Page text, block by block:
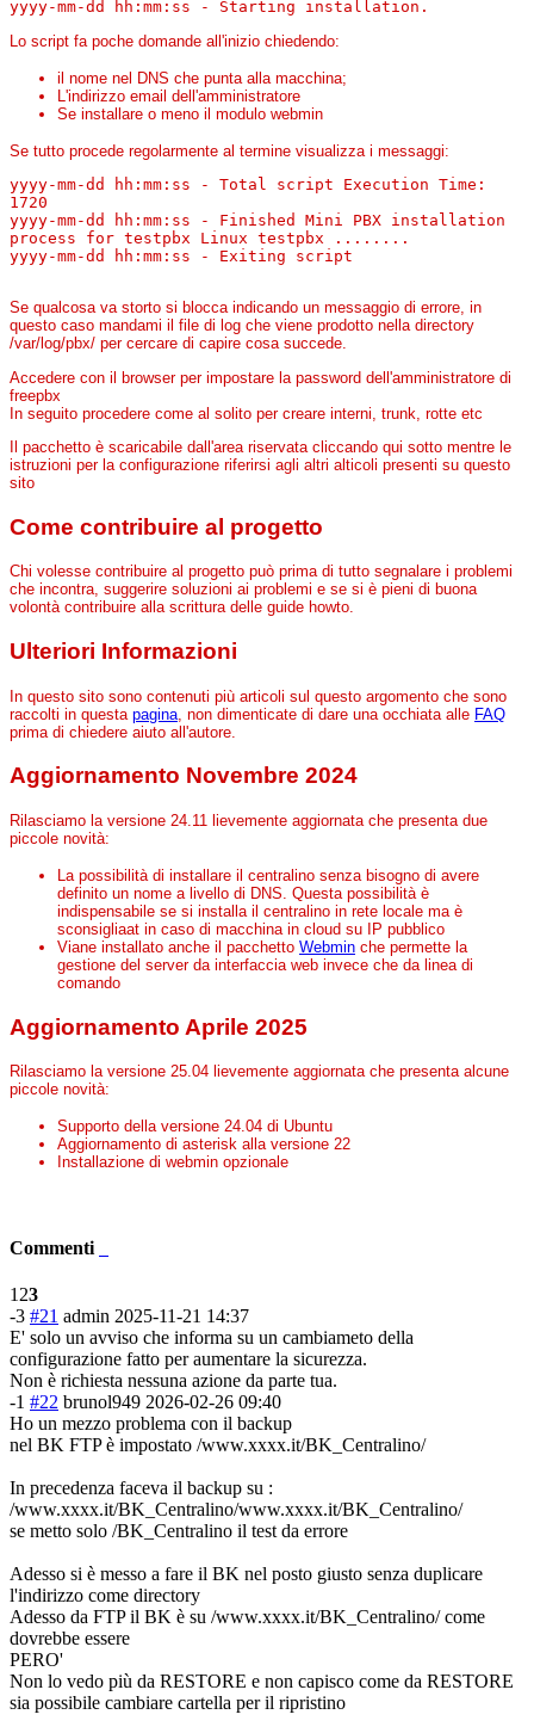
yyyy-mm-dd hh:mm:ss - Starting installation.
Lo script fa poche domande all'inizio chiedendo:
il nome nel DNS che punta alla macchina;
L'indirizzo email dell'amministratore
Se installare o meno il modulo webmin
Se tutto procede regolarmente al termine visualizza i messaggi:
yyyy-mm-dd hh:mm:ss - Total script Execution Time:
1720
yyyy-mm-dd hh:mm:ss - Finished Mini PBX installation
process for testpbx Linux testpbx ........
yyyy-mm-dd hh:mm:ss - Exiting script
Se qualcosa va storto si blocca indicando un messaggio di errore, in
questo caso mandami il file di log che viene prodotto nella directory
/var/log/pbx/ per cercare di capire cosa succede.
Accedere con il browser per impostare la password dell'amministratore di
freepbx
In seguito procedere come al solito per creare interni, trunk, rotte etc
Il pacchetto è scaricabile dall'area riservata cliccando qui sotto mentre le
istruzioni per la configurazione riferirsi agli altri alticoli presenti su questo
sito
Come contribuire al progetto
Chi volesse contribuire al progetto può prima di tutto segnalare i problemi
che incontra, suggerire soluzioni ai problemi e se si è pieni di buona
volontà contribuire alla scrittura delle guide howto.
Ulteriori Informazioni
In questo sito sono contenuti più articoli sul questo argomento che sono
raccolti in questa pagina , non dimenticate di dare una occhiata alle FAQ
prima di chiedere aiuto all'autore.
Aggiornamento Novembre 2024
Rilasciamo la versione 24.11 lievemente aggiornata che presenta due
piccole novità:
La possibilità di installare il centralino senza bisogno di avere
definito un nome a livello di DNS. Questa possibilità è
indispensabile se si installa il centralino in rete locale ma è
sconsigliaat in caso di macchina in cloud su IP pubblico
Viane installato anche il pacchetto Webmin che permette la
gestione del server da interfaccia web invece che da linea di
comando
Aggiornamento Aprile 2025
Rilasciamo la versione 25.04 lievemente aggiornata che presenta alcune
piccole novità:
Supporto della versione 24.04 di Ubuntu
Aggiornamento di asterisk alla versione 22
Installazione di webmin opzionale
Commenti
1 23
-3 #21 admin 2025-11-21 14:37
E' solo un avviso che informa su un cambiameto della
configurazione fatto per aumentare la sicurezza.
Non è richiesta nessuna azione da parte tua.
-1 #22 brunol949 2026-02-26 09:40
Ho un mezzo problema con il backup
nel BK FTP è impostato /www.xxxx.it/BK_Centralino/
In precedenza faceva il backup su :
/www.xxxx.it/BK_Centralino/www.xxxx.it/BK_Centralino/
se metto solo /BK_Centralino il test da errore
Adesso si è messo a fare il BK nel posto giusto senza duplicare
l'indirizzo come directory
Adesso da FTP il BK è su /www.xxxx.it/BK_Centralino/ come
dovrebbe essere
PERO'
Non lo vedo più da RESTORE e non capisco come da RESTORE
sia possibile cambiare cartella per il ripristino